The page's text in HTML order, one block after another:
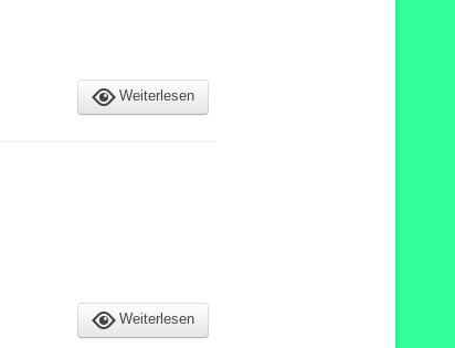
Weiterlesen
Weiterlesen